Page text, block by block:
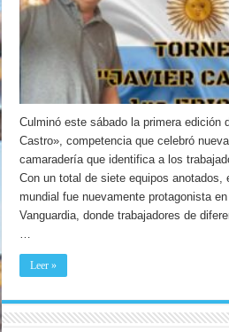
Culminó este sábado la primera edición
Castro», competencia que celebró
camaradería que identifica a los
Con un total de siete equipos anotados,
mundial fue nuevamente protagonista
Vanguardia, donde trabajadores de
…
Leer »